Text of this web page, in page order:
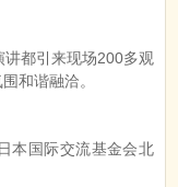
都引来现场200多观
和谐融洽。
本国际交流基金会北